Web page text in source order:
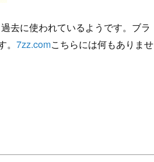
去に使われているようです。ブラ
7zz.comこちらには何もありませ